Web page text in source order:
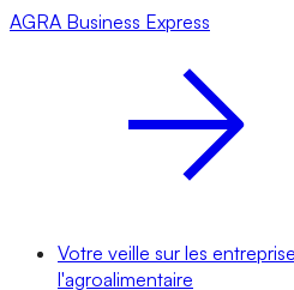
AGRA Business Express
Votre veille sur les
l'agroalimentaire